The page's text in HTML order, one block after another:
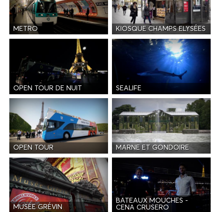
METRO KIOSQUE CHAMPS ELYSÉES
OPEN TOUR DE NUIT SEALIFE
OPEN TOUR MARNE ET GONDOIRE
MUSÉE GRÉVIN
BATEAUX MOUCHES -
CENA CRUSERO